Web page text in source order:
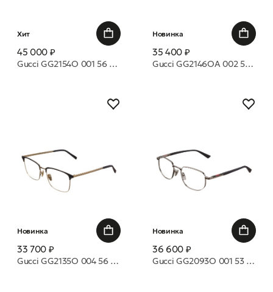
Хит
45 000 ₽
Gucci GG2154O 001 56 оправа
Новинка
35 400 ₽
Gucci GG2146OA 002 54 оправа
Новинка
33 700 ₽
Gucci GG2135O 004 56 оправа
Новинка
36 600 ₽
Gucci GG2093O 001 53 оправа